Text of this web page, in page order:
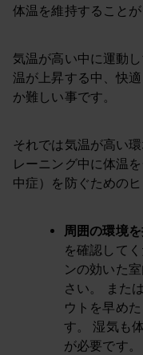
体温を維持すること
気温が高い中に運動
温が上昇する中、快
か難しい事です。
それでは気温が高い
レーニング中に体温
中症）を防ぐための
周囲の環境
を確認して
ンの効いた
さい。 また
ウトを早め
す。 湿気も
が必要です。